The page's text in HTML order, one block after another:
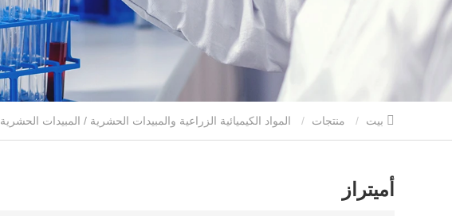
منتجات المواد الكيميائية الزراعية والمبيدات الحشرية / المبيدات الحشرية
أميتراز